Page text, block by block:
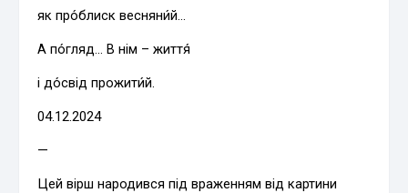
як про́блиск весняни́й…
А по́гляд… В нім – життя́
і до́свід прожити́й.
04.12.2024
—
Цей вірш народився під враженням від картини